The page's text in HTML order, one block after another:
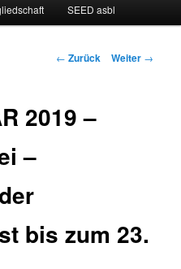
SEED asbl
Beitrags-
← Zurück Weiter →
2019 –
–
bis zum 23.